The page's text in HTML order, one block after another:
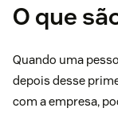
O que
Quando uma
depois desse
com a empresa,